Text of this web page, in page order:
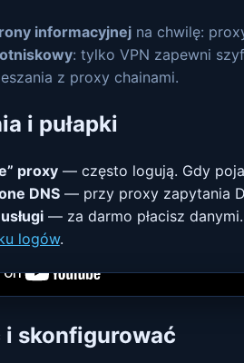
informacyjnejna chwilę:
: tylko VPN zapewni
z proxy chainami.
i pułapki
proxy— często logują. Gdy
DNS— przy proxy zapytania
— za darmo płacisz
logów.
skonfigurować